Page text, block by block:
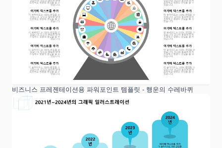
비즈니스 프레젠테이션용 파워포인트 템플릿 - 행운의 수레바퀴